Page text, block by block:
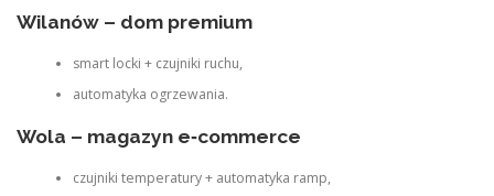
Wilanów – dom premium
smart locki + czujniki ruchu,
automatyka ogrzewania.
Wola – magazyn e‑commerce
czujniki temperatury + automatyka ramp,